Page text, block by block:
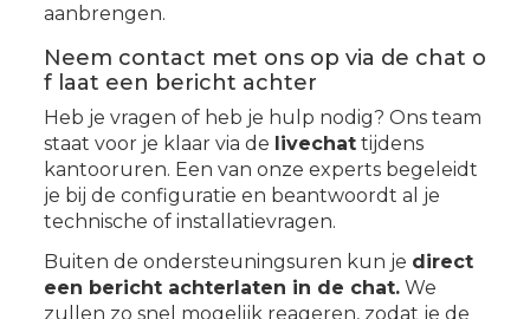
aanbrengen.
Neem contact met ons op via de chat o
f laat een bericht achter
Heb je vragen of heb je hulp nodig? Ons team
staat voor je klaar via de livechattijdens
kantooruren. Een van onze experts begeleidt
je bij de configuratie en beantwoordt al je
technische of installatievragen.
Buiten de ondersteuningsuren kun je direct
een bericht achterlaten in de chat.We
zullen zo snel mogelijk reageren, zodat je de